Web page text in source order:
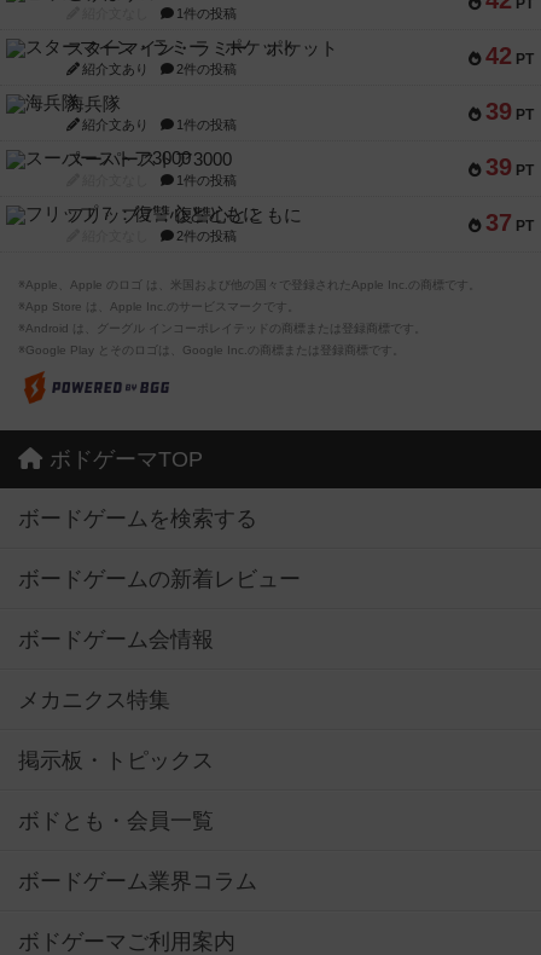
PT
1件の投稿
42 PT
スターマイン・ラミー ポケット
紹介文あり 2件の投稿
39 PT
海兵隊
紹介文あり 1件の投稿
39 PT
スーパーストア3000
1件の投稿
37 PT
フリップ７：復讐心とともに
2件の投稿
※Apple、Apple のロゴ は、米国および他の国々で登録されたApple Inc.の商標です。
※App Store は、Apple Inc.のサービスマークです。
※Android は、グーグル インコーポレイテッドの商標または登録商標です。
※Google Play とそのロゴは、Google Inc.の商標または登録商標です。
ボドゲーマTOP
ボードゲームを検索する
ボードゲームの新着レビュー
ボードゲーム会情報
メカニクス特集
掲示板・トピックス
ボドとも・会員一覧
ボードゲーム業界コラム
ボドゲーマご利用案内